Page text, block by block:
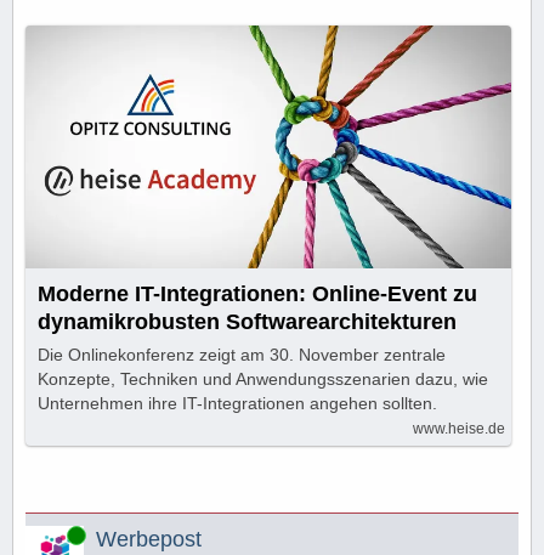
Moderne IT-Integrationen: Online-Event zu
dynamikrobusten Softwarearchitekturen
Die Onlinekonferenz zeigt am 30. November zentrale
Konzepte, Techniken und Anwendungsszenarien dazu, wie
Unternehmen ihre IT-Integrationen angehen sollten.
www.heise.de
Online Werbepost